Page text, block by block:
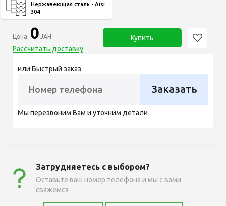
Нержавеющая сталь - Aisi
304
Цена: 0UAH
Рассчитать доставку
Купить
или Быстрый заказ
Заказать
Мы перезвоним Вам и уточним детали
Затрудняетесь с выбором?
Оставьте ваш номер телефона и мы с вами
свяжемся